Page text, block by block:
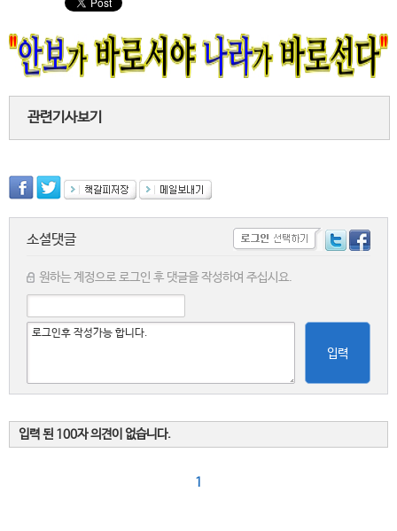
관련기사보기
소셜댓글
원하는 계정으로 로그인 후 댓글을 작성하여 주십시요.
입력
입력 된 100자 의견이 없습니다.
1